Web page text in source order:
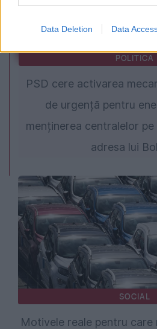
Data Deletion Data
POLITICA
PSD cere activarea
de urgență pentru
menținerea centralelor
adresa lui
SOCIAL
Motivele reale pentru care